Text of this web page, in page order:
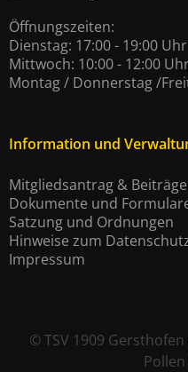
Öffnungszeiten:
Dienstag: 17:00 - 19:00 Uhr
Mittwoch: 10:00 - 12:00
Montag / Donnerstag /
Information und
Mitgliedsantrag & Beiträge
Dokumente und
Satzung und Ordnungen
Hinweise zum
Impressum
©TSV 1909 Gersthofen